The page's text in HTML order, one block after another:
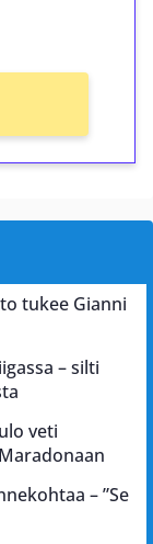
tukee Gianni
– silti
veti
– ”Se